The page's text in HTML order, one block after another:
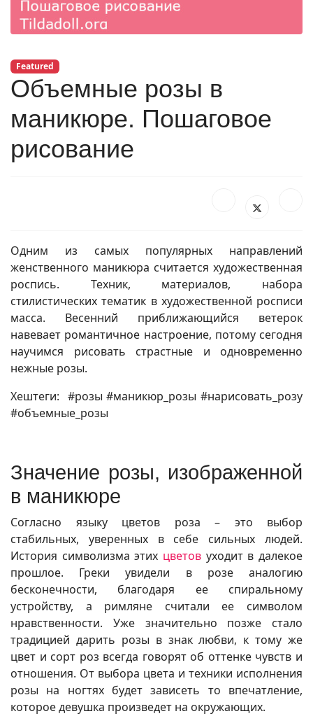
Featured
Объемные розы в
маникюре. Пошаговое
рисование
Одним из самых популярных направлений
женственного маникюра считается художественная
роспись. Техник, материалов, набора
стилистических тематик в художественной росписи
масса. Весенний приближающийся ветерок
навевает романтичное настроение, потому сегодня
научимся рисовать страстные и одновременно
нежные розы.
Хештеги: #розы #маникюр_розы #нарисовать_розу
#объемные_розы
Значение розы, изображенной
в маникюре
Согласно языку цветов роза – это выбор
стабильных, уверенных в себе сильных людей.
История символизма этих цветов уходит в далекое
прошлое. Греки увидели в розе аналогию
бесконечности, благодаря ее спиральному
устройству, а римляне считали ее символом
нравственности. Уже значительно позже стало
традицией дарить розы в знак любви, к тому же
цвет и сорт роз всегда говорят об оттенке чувств и
отношения. От выбора цвета и техники исполнения
розы на ногтях будет зависеть то впечатление,
которое девушка произведет на окружающих.